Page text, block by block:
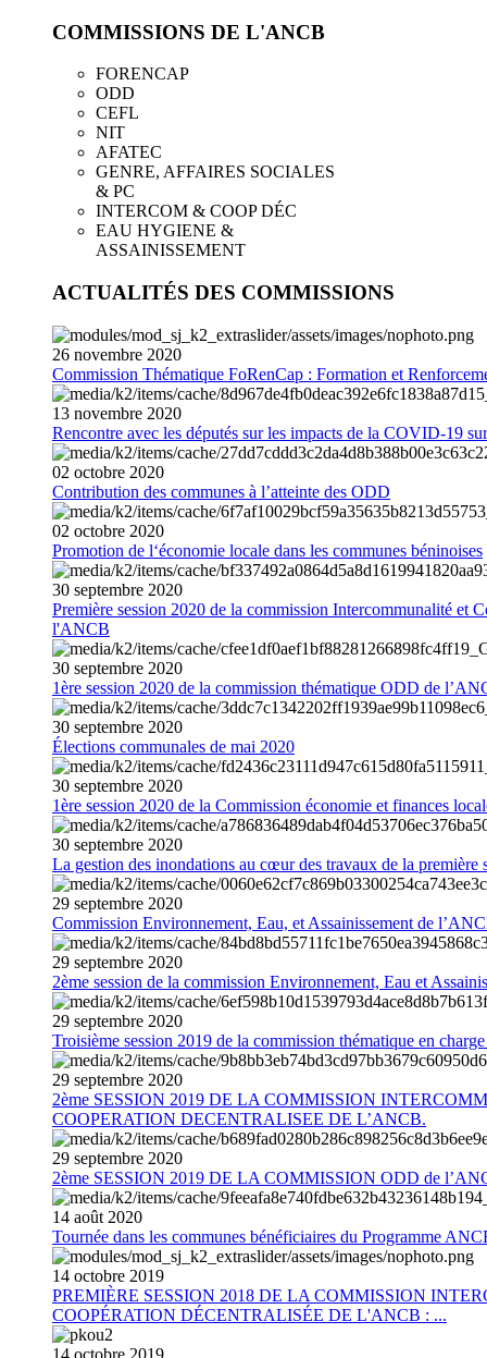
COMMISSIONS DE L'ANCB
FORENCAP
ODD
CEFL
NIT
AFATEC
GENRE, AFFAIRES SOCIALES
& PC
INTERCOM & COOP DÉC
EAU HYGIENE &
ASSAINISSEMENT
ACTUALITÉS DES COMMISSIONS
26 novembre 2020
Commission Thématique FoRenCap : Formation et
13 novembre 2020
Rencontre avec les députés sur les impacts de la COVID-19
02 octobre 2020
Contribution des communes à l’atteinte des ODD
02 octobre 2020
Promotion de l‘économie locale dans les communes béninoises
30 septembre 2020
Première session 2020 de la commission Intercommunalité et
l'ANCB
30 septembre 2020
1ère session 2020 de la commission thématique ODD de
30 septembre 2020
Élections communales de mai 2020
30 septembre 2020
1ère session 2020 de la Commission économie et finances
30 septembre 2020
La gestion des inondations au cœur des travaux de la première
29 septembre 2020
Commission Environnement, Eau, et Assainissement de
29 septembre 2020
2ème session de la commission Environnement, Eau et
29 septembre 2020
Troisième session 2019 de la commission thématique en
29 septembre 2020
2ème SESSION 2019 DE LA COMMISSION
COOPERATION DECENTRALISEE DE L’ANCB.
29 septembre 2020
2ème SESSION 2019 DE LA COMMISSION ODD de
14 août 2020
Tournée dans les communes bénéficiaires du Programme
14 octobre 2019
PREMIÈRE SESSION 2018 DE LA COMMISSION
COOPÉRATION DÉCENTRALISÉE DE L'ANCB : ...
14 octobre 2019